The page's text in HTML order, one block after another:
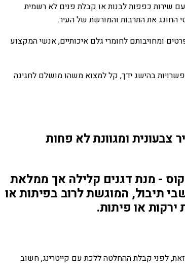
שירות כפפות לבנות או קבלת פנים לא רשמית
החוגג את התרבות והמורשת של העיר.
ומחויבותם לחומרי גלם איכותיים, אנשי המקצוע
בהישג ידך, קל למצוא משהו מושלם לחגיגה
ומגוונת לא פחות
- מנת דגנים קלילה אך ממלאת
תיבול, המוגשת לרוב בפיתות או
עם זאת, לפני קבלת ההחלטה ללכת עם קייטרינג, חשוב